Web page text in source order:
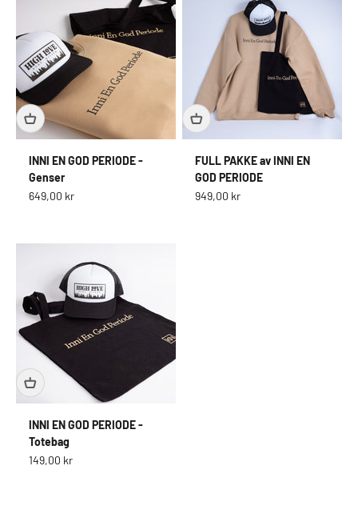
INNI EN GOD PERIODE -
Genser
Salgspris
649,00 kr
FULL PAKKE av INNI EN
GOD PERIODE
Salgspris
949,00 kr
INNI EN GOD PERIODE -
Totebag
Salgspris
149,00 kr